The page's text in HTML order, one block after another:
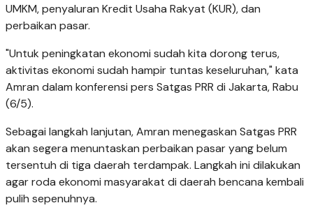
UMKM, penyaluran Kredit Usaha Rakyat (KUR), dan
perbaikan pasar.
"Untuk peningkatan ekonomi sudah kita dorong terus,
aktivitas ekonomi sudah hampir tuntas keseluruhan," kata
Amran dalam konferensi pers Satgas PRR di Jakarta, Rabu
(6/5).
Sebagai langkah lanjutan, Amran menegaskan Satgas PRR
akan segera menuntaskan perbaikan pasar yang belum
tersentuh di tiga daerah terdampak. Langkah ini dilakukan
agar roda ekonomi masyarakat di daerah bencana kembali
pulih sepenuhnya.